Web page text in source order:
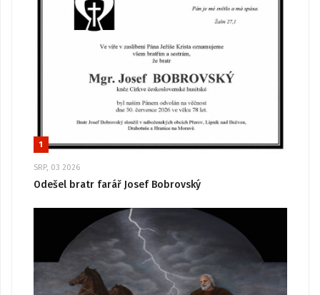
1
SRP, 03 2026
Odešel bratr farář Josef Bobrovský